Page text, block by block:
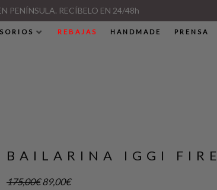
PENÍNSULA. RECÍBELO EN 24/48h
REBAJAS HANDMADE PRENSA
BAILARINA IGGI FIRE
175,00€ 89,00€